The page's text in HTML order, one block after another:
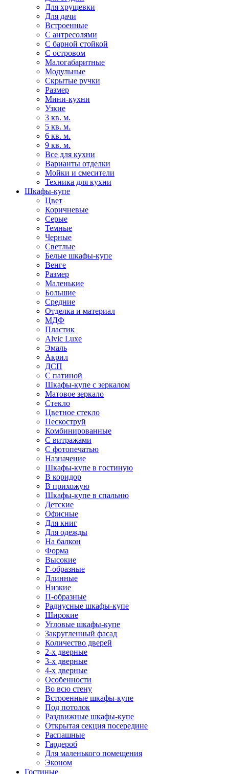
Для хрущевки
Для дачи
Встроенные
С антресолями
С барной стойкой
С островом
Малогабаритные
Модульные
Скрытые ручки
Размер
Мини-кухни
Узкие
3 кв. м.
5 кв. м.
6 кв. м.
9 кв. м.
Все для кухни
Варианты отделки
Мойки и смесители
Техника для кухни
Шкафы-купе
Цвет
Коричневые
Серые
Темные
Черные
Светлые
Белые шкафы-купе
Венге
Размер
Маленькие
Большие
Средние
Отделка и материал
МДФ
Пластик
Alvic Luxe
Эмаль
Акрил
ДСП
С патиной
Шкафы-купе с зеркалом
Матовое зеркало
Стекло
Цветное стекло
Пескоструй
Комбинированные
С витражами
С фотопечатью
Назначение
Шкафы-купе в гостиную
В коридор
В прихожую
Шкафы-купе в спальню
Детские
Офисные
Для книг
Для одежды
На балкон
Форма
Высокие
Г-образные
Длинные
Низкие
П-образные
Радиусные шкафы-купе
Широкие
Угловые шкафы-купе
Закругленный фасад
Количество дверей
2-х дверные
3-х дверные
4-х дверные
Особенности
Во всю стену
Встроенные шкафы-купе
Под потолок
Раздвижные шкафы-купе
Открытая секция посередине
Распашные
Гардероб
Для маленького помещения
Эконом
Гостиные